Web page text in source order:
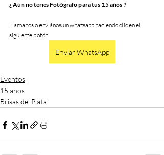
¿ Aún no tenes Fotógrafo para tus 15 años ?
Llamanos o enviános un whatsapp haciendo clic en el
siguiente botón
Enviar WhatsApp
Eventos
15 años
Brisas del Plata